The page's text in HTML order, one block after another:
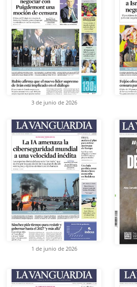
3 de junio de 2026
1 de junio de 2026